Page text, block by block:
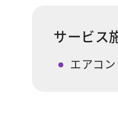
サービス
エアコン